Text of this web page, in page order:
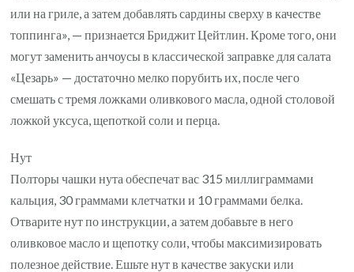
или на гриле, а затем добавлять сардины сверху в качестве
топпинга», — признается Бриджит Цейтлин. Кроме того, они
могут заменить анчоусы в классической заправке для салата
«Цезарь» — достаточно мелко порубить их, после чего
смешать с тремя ложками оливкового масла, одной столовой
ложкой уксуса, щепоткой соли и перца.
Нут
Полторы чашки нута обеспечат вас 315 миллиграммами
кальция, 30 граммами клетчатки и 10 граммами белка.
Отварите нут по инструкции, а затем добавьте в него
оливковое масло и щепотку соли, чтобы максимизировать
полезное действие. Ешьте нут в качестве закуски или